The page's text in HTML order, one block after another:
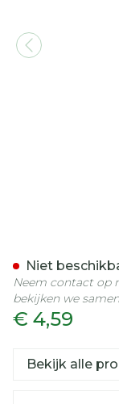
€ 4,59
Niet
Neem contact op
bekijken we
Bekijk alle